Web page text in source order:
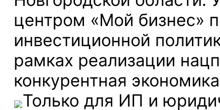
центром «Мой бизнес»
инвестиционной
рамках реализации
конкурентная
Только для ИП и